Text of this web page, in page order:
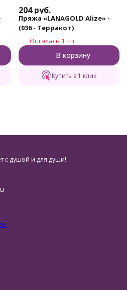
204 руб.
Пряжа «LANAGOLD Alize» -
(036 - Терракот)
Осталась 1 шт.
В корзину
Купить в 1 клик
с душой и для души!